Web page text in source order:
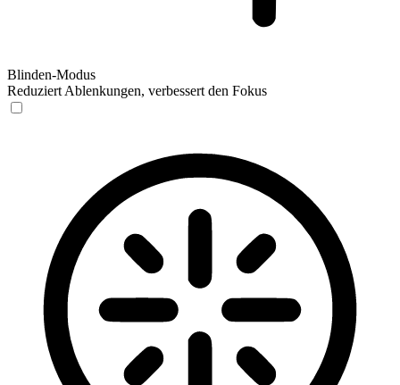
Blinden-Modus
Reduziert Ablenkungen, verbessert den Fokus